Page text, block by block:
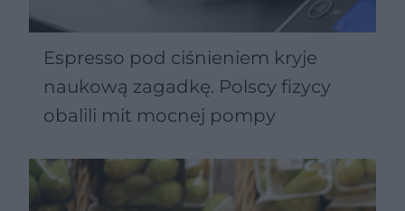
Espresso pod ciśnieniem kryje
naukową zagadkę. Polscy fizycy
obalili mit mocnej pompy